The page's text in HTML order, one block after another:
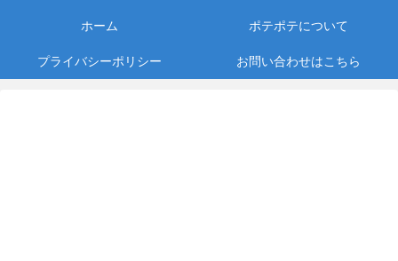
ホーム ポテポテについて
プライバシーポリシー お問い合わせはこちら